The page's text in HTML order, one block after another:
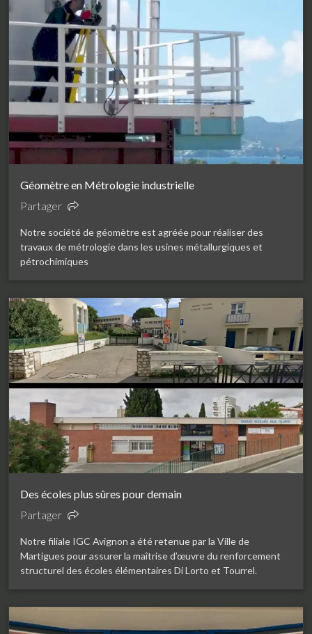
Géomètre en Métrologie industrielle
Partager
Notre société de géomètre est agréée pour réaliser des
travaux de métrologie dans les usines métallurgiques et
pétrochimiques
Des écoles plus sûres pour demain
Partager
Notre filiale IGC Avignon a été retenue par la Ville de
Martigues pour assurer la maîtrise d’œuvre du renforcement
structurel des écoles élémentaires Di Lorto et Tourrel.